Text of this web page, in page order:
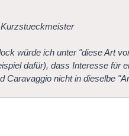
würde ich unter "diese Art
dafür), dass Interesse für
Caravaggio nicht in dieselbe